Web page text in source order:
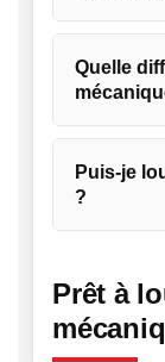
Quelle
Puis-je
?
Prêt à